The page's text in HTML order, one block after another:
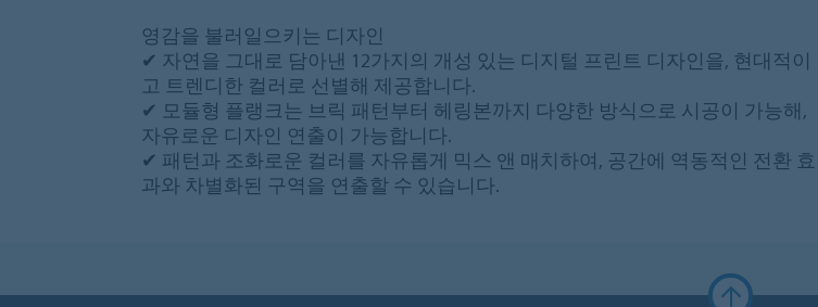
영감을 불러일으키는 디자인
✔ 자연을 그대로 담아낸 12가지의 개성 있는 디지털 프린트 디자인을, 현대적이
고 트렌디한 컬러로 선별해 제공합니다.
✔ 모듈형 플랭크는 브릭 패턴부터 헤링본까지 다양한 방식으로 시공이 가능해,
자유로운 디자인 연출이 가능합니다.
✔ 패턴과 조화로운 컬러를 자유롭게 믹스 앤 매치하여, 공간에 역동적인 전환 효
과와 차별화된 구역을 연출할 수 있습니다.